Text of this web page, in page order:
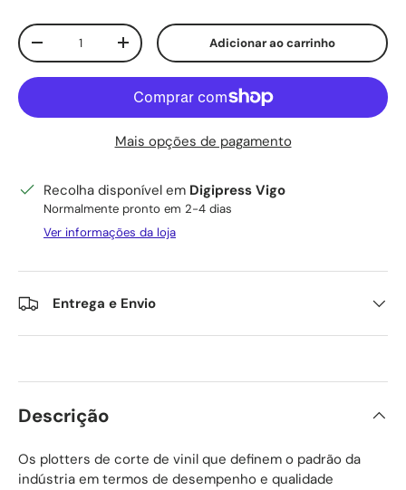
Qtd.
Diminuir quantidadeAumente a quantidadeAdicionar ao carrinho
Mais opções de pagamento
Recolha disponível em Digipress Vigo
Normalmente pronto em 2-4 dias
Ver informações da loja
Entrega e Envio
Descrição
Os plotters de corte de vinil que definem o padrão da
indústria em termos de desempenho e qualidade